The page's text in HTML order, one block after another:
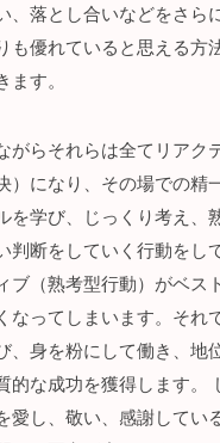
、落とし合いなどをさら
も優れていると思える方
ます。
がらそれらは全てリアク
）になり、その場での精
を学び、じっくり考え、
判断をしていく行動をし
ブ（熟考型行動）がベス
なってしまいます。それ
、身を粉にして働き、地
的な成功を獲得します。
愛し、敬い、感謝してい